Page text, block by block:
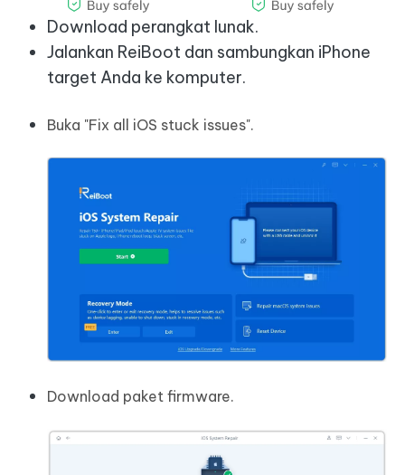
Download perangkat lunak.
Jalankan ReiBoot dan sambungkan iPhone
target Anda ke komputer.
Buka "Fix all iOS stuck issues".
Download paket firmware.